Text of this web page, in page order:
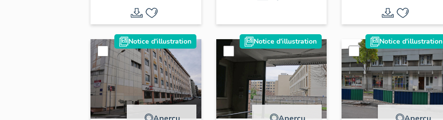
Notice d'illustration Notice d'illustration Notice d'illustration